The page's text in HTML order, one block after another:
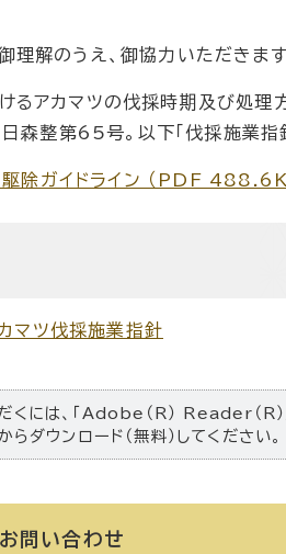
理解のうえ、御協力いただきま
るアカマツの伐採時期及び処理
整第65号。以下「伐採施業指
除ガイドライン （PDF
マツ伐採施業指針
くには、「Adobe（R） Reader（R
らダウンロード（無料）してください。
お問い合わせ